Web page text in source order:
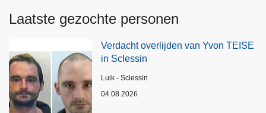
Laatste gezochte personen
Verdacht overlijden van Yvon TEISE
in Sclessin
Plaats
Luik - Sclessin
04.08.2026